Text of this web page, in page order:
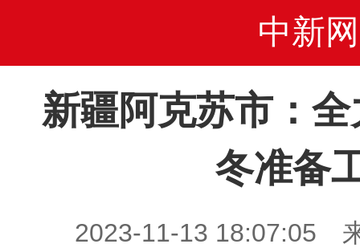
中新网
新疆阿克苏市：
冬准备
2023-11-13 18:07:05